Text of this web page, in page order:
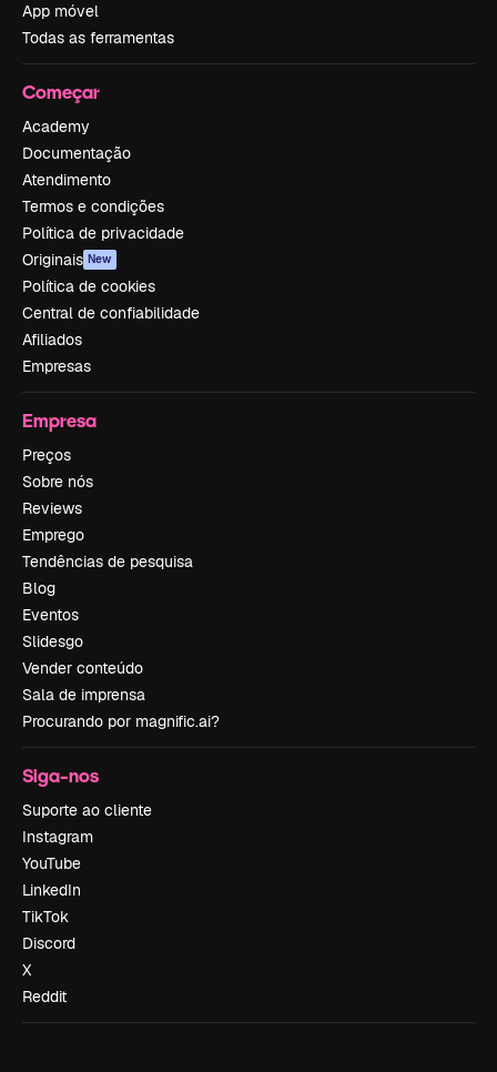
App móvel
Todas as ferramentas
Começar
Academy
Documentação
Atendimento
Termos e condições
Política de privacidade
Originais New
Política de cookies
Central de confiabilidade
Afiliados
Empresas
Empresa
Preços
Sobre nós
Reviews
Emprego
Tendências de pesquisa
Blog
Eventos
Slidesgo
Vender conteúdo
Sala de imprensa
Procurando por magnific.ai?
Siga-nos
Suporte ao cliente
Instagram
YouTube
LinkedIn
TikTok
Discord
X
Reddit